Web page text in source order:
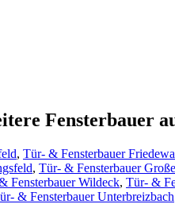
Fensterbauer
, Tür- & Fensterbauer
, Tür- & Fensterbauer
Fensterbauer Wildeck, Tür- &
& Fensterbauer Unterbreizbach